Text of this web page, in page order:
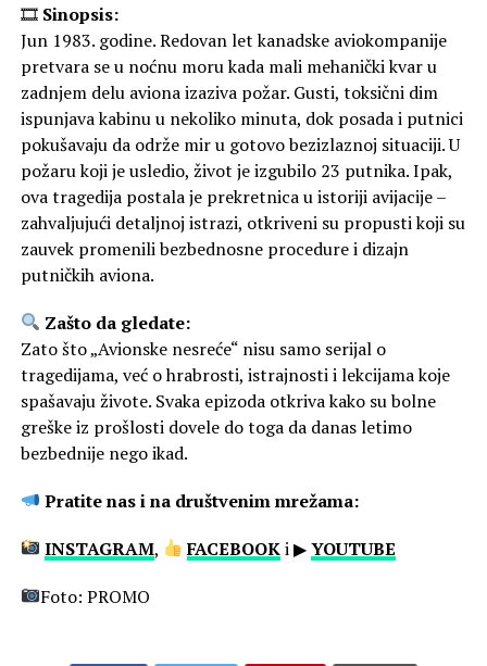
🎞 Sinopsis:
Jun 1983. godine. Redovan let kanadske aviokompanije
pretvara se u noćnu moru kada mali mehanički kvar u
zadnjem delu aviona izaziva požar. Gusti, toksični dim
ispunjava kabinu u nekoliko minuta, dok posada i putnici
pokušavaju da održe mir u gotovo bezizlaznoj situaciji. U
požaru koji je usledio, život je izgubilo 23 putnika. Ipak,
ova tragedija postala je prekretnica u istoriji avijacije –
zahvaljujući detaljnoj istrazi, otkriveni su propusti koji su
zauvek promenili bezbednosne procedure i dizajn
putničkih aviona.
Zašto da gledate:
Zato što „Avionske nesreće“ nisu samo serijal o
tragedijama, već o hrabrosti, istrajnosti i lekcijama koje
spašavaju živote. Svaka epizoda otkriva kako su bolne
greške iz prošlosti dovele do toga da danas letimo
bezbednije nego ikad.
Pratite nas i na društvenim mrežama:
INSTAGRAM, FACEBOOKi ▶YOUTUBE
Foto: PROMO